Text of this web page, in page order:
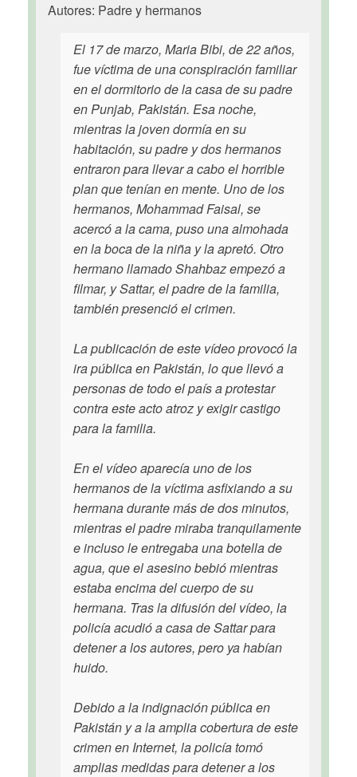
Autores: Padre y hermanos
El 17 de marzo, Maria Bibi, de 22 años,
fue víctima de una conspiración familiar
en el dormitorio de la casa de su padre
en Punjab, Pakistán. Esa noche,
mientras la joven dormía en su
habitación, su padre y dos hermanos
entraron para llevar a cabo el horrible
plan que tenían en mente. Uno de los
hermanos, Mohammad Faisal, se
acercó a la cama, puso una almohada
en la boca de la niña y la apretó. Otro
hermano llamado Shahbaz empezó a
filmar, y Sattar, el padre de la familia,
también presenció el crimen.
La publicación de este vídeo provocó la
ira pública en Pakistán, lo que llevó a
personas de todo el país a protestar
contra este acto atroz y exigir castigo
para la familia.
En el vídeo aparecía uno de los
hermanos de la víctima asfixiando a su
hermana durante más de dos minutos,
mientras el padre miraba tranquilamente
e incluso le entregaba una botella de
agua, que el asesino bebió mientras
estaba encima del cuerpo de su
hermana. Tras la difusión del vídeo, la
policía acudió a casa de Sattar para
detener a los autores, pero ya habían
huido.
Debido a la indignación pública en
Pakistán y a la amplia cobertura de este
crimen en Internet, la policía tomó
amplias medidas para detener a los